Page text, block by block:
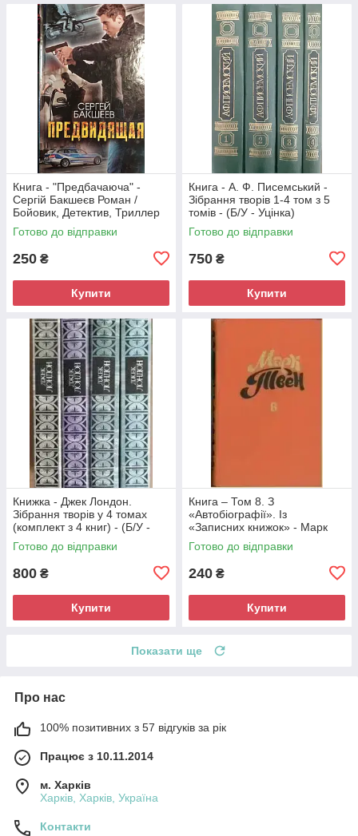
Книга - "Предбачаюча" -
Сергій Бакшеєв Роман /
Бойовик, Детектив, Триллер
(Б/У - Уцінка)
Готово до відправки
250 ₴
Купити
Книга - А. Ф. Писемський -
Зібрання творів 1-4 том з 5
томів - (Б/У - Уцінка)
Готово до відправки
750 ₴
Купити
Книжка - Джек Лондон.
Зібрання творів у 4 томах
(комплект з 4 книг) - (Б/У -
Уцінка)
Готово до відправки
800 ₴
Купити
Книга – Том 8. З
«Автобіографії». Із
«Записних книжок» - Марк
Твен (Б/У - УЦІНКА) -
кольорові ілюстрації
Готово до відправки
240 ₴
Купити
Показати ще
Про нас
100% позитивних з 57 відгуків за рік
Працює з 10.11.2014
м. Харків
Харків, Харків, Україна
Контакти